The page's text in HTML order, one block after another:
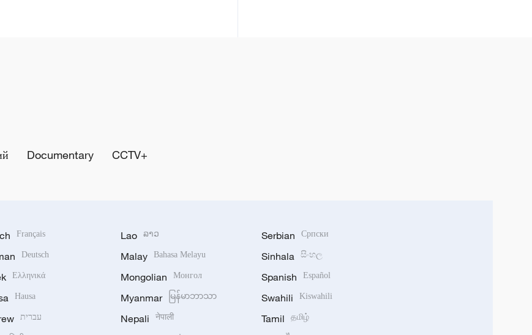
Documentary CCTV+
Français
Deutsch
Ελληνικά
Hausa
עברית
Lao ລາວ
Malay Bahasa Melayu
Mongolian Монгол
Myanmar မြန်မာဘာသာ
Nepali नेपाली
Serbian Српски
Sinhala සිංහල
Spanish Español
Swahili Kiswahili
Tamil தமிழ்